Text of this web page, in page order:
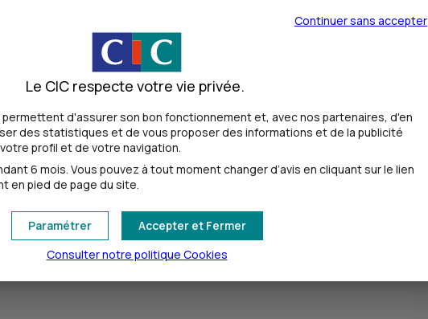
08h15 - 12h15 Fermé
Fermé Fermé
Continuer sans accepter
Le CIC respecte votre vie privée.
permettent d'assurer son bon fonctionnement et, avec nos partenaires, d'en
des statistiques et de vous proposer des informations et de la publicité
profil et de votre navigation.
6 mois. Vous pouvez à tout moment changer d’avis en cliquant sur le lien
en pied de page du site.
Accepter et Fermer
Paramétrer
Consulter notre politique Cookies